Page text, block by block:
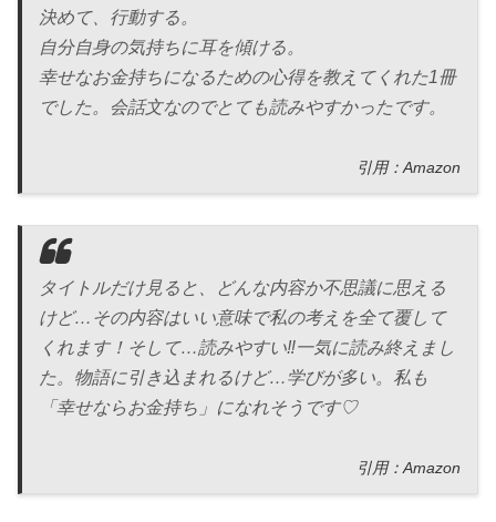
決めて、行動する。
自分自身の気持ちに耳を傾ける。
幸せなお金持ちになるための心得を教えてくれた1冊
でした。会話文なのでとても読みやすかったです。
引用：Amazon
タイトルだけ見ると、どんな内容か不思議に思える
けど…その内容はいい意味で私の考えを全て覆して
くれます！そして…読みやすい‼︎一気に読み終えまし
た。物語に引き込まれるけど…学びが多い。私も
「幸せならお金持ち」になれそうです♡
引用：Amazon